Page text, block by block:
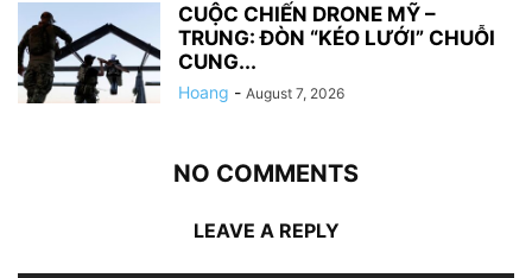
CUỘC CHIẾN DRONE MỸ –
TRUNG: ĐÒN “KÉO LƯỚI” CHUỖI
CUNG...
Hoang - August 7, 2026
NO COMMENTS
LEAVE A REPLY